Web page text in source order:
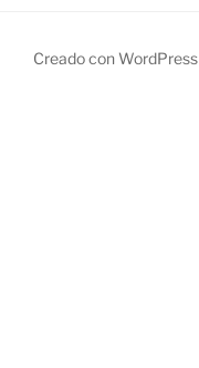
Creado con WordPress